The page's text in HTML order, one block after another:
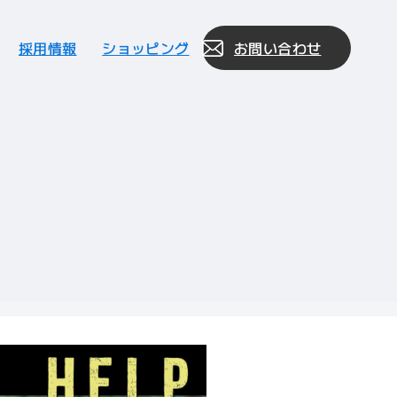
採用情報 ショッピング お問い合わせ